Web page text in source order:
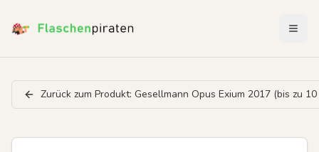
Zurück zum Produkt: Gesellmann Opus Exium 2017 (bis zu